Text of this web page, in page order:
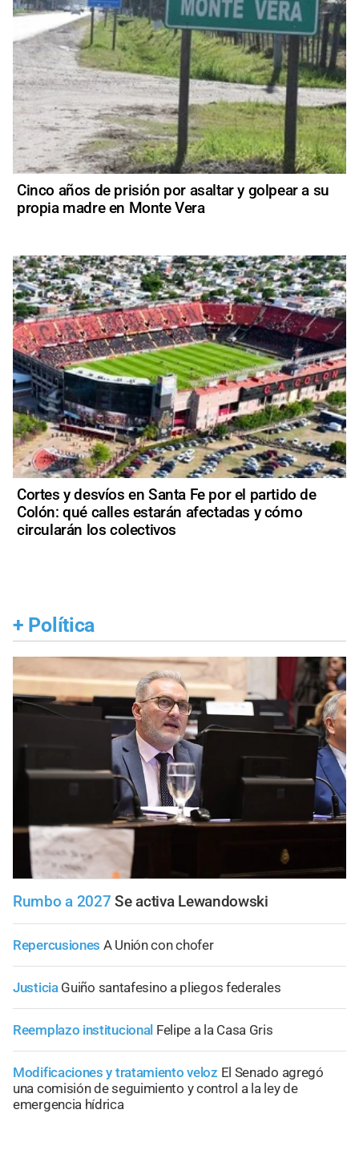
Cinco años de prisión por asaltar y golpear a su
propia madre en Monte Vera
Cortes y desvíos en Santa Fe por el partido de
Colón: qué calles estarán afectadas y cómo
circularán los colectivos
+ Política
Rumbo a 2027 Se activa Lewandowski
Repercusiones A Unión con chofer
Justicia Guiño santafesino a pliegos federales
Reemplazo institucional Felipe a la Casa Gris
Modificaciones y tratamiento veloz El Senado agregó
una comisión de seguimiento y control a la ley de
emergencia hídrica